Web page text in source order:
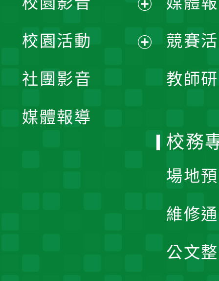
競賽
教師
開
校園活動
社團影音
媒體報導
校務
場地
維修
公文